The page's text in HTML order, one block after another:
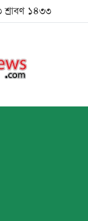
১৪৩৩